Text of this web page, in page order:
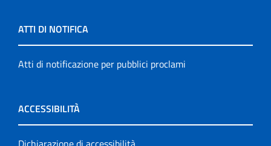
ATTI DI NOTIFICA
Atti di notificazione per pubblici proclami
ACCESSIBILITÀ